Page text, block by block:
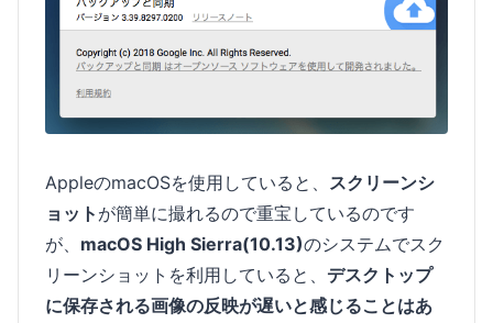
AppleのmacOSを使用していると、 スクリーンシ
ョット が簡単に撮れるので重宝しているのです
が、 macOS High Sierra(10.13)のシステムでスク
リーンショットを利用していると、 デスクトップ
に保存される画像の反映が遅いと感じることはあ